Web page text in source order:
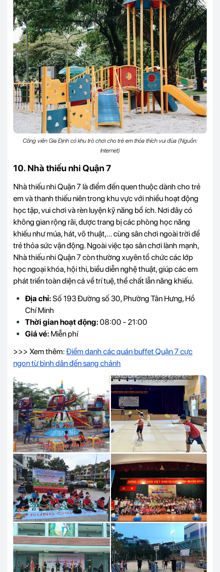
Công viên Gia Định có khu trò chơi cho trẻ em thỏa thích vui đùa (Nguồn:
Internet)
10. Nhà thiếu nhi Quận 7
Nhà thiếu nhi Quận 7 là điểm đến quen thuộc dành cho trẻ
em và thanh thiếu niên trong khu vực với nhiều hoạt động
học tập, vui chơi và rèn luyện kỹ năng bổ ích. Nơi đây có
không gian rộng rãi, được trang bị các phòng học năng
khiếu như múa, hát, võ thuật,… cùng sân chơi ngoài trời để
trẻ thỏa sức vận động. Ngoài việc tạo sân chơi lành mạnh,
Nhà thiếu nhi Quận 7 còn thường xuyên tổ chức các lớp
học ngoại khóa, hội thi, biểu diễn nghệ thuật, giúp các em
phát triển toàn diện cả về trí tuệ, thể chất lẫn năng khiếu.
Địa chỉ:Số 193 Đường số 30, Phường Tân Hưng, Hồ
Chí Minh
Thời gian hoạt động:08:00 - 21:00
Giá vé: Miễn phí
>>> Xem thêm: Điểm danh các quán buffet Quận 7 cực
ngon từ bình dân đến sang chảnh